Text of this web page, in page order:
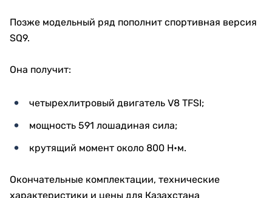
Позже модельный ряд пополнит спортивная версия
SQ9.
Она получит:
четырехлитровый двигатель V8 TFSI;
мощность 591 лошадиная сила;
крутящий момент около 800 Н•м.
Окончательные комплектации, технические
характеристики и цены для Казахстана